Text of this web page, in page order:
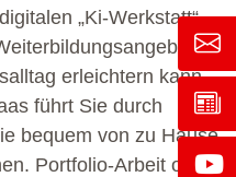
„Ki-Werkstatt“
erleichtern kann.
führt Sie durch
bequem von zu Hause
Portfolio-Arbeit oder